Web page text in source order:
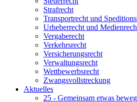
Strafrecht
Transportrecht und
Urheberrecht und
Vergaberecht
Verkehrsrecht
Versicherungsrecht
Verwaltungsrecht
Wettbewerbsrecht
Zwangsvollstreckung
Aktuelles
25 - Gemeinsam etwas